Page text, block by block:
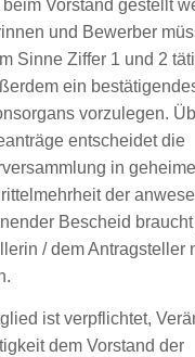
Vorstand gestellt
und Bewerber
Sinne Ziffer 1 und 2
ein
vorzulegen.
entscheidet die
in
der
Bescheid
/ dem Antragsteller
ist verpflichtet,
dem Vorstand der